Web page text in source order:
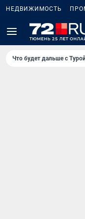
НЕДВИЖИМОСТЬ
Что будет дальше с